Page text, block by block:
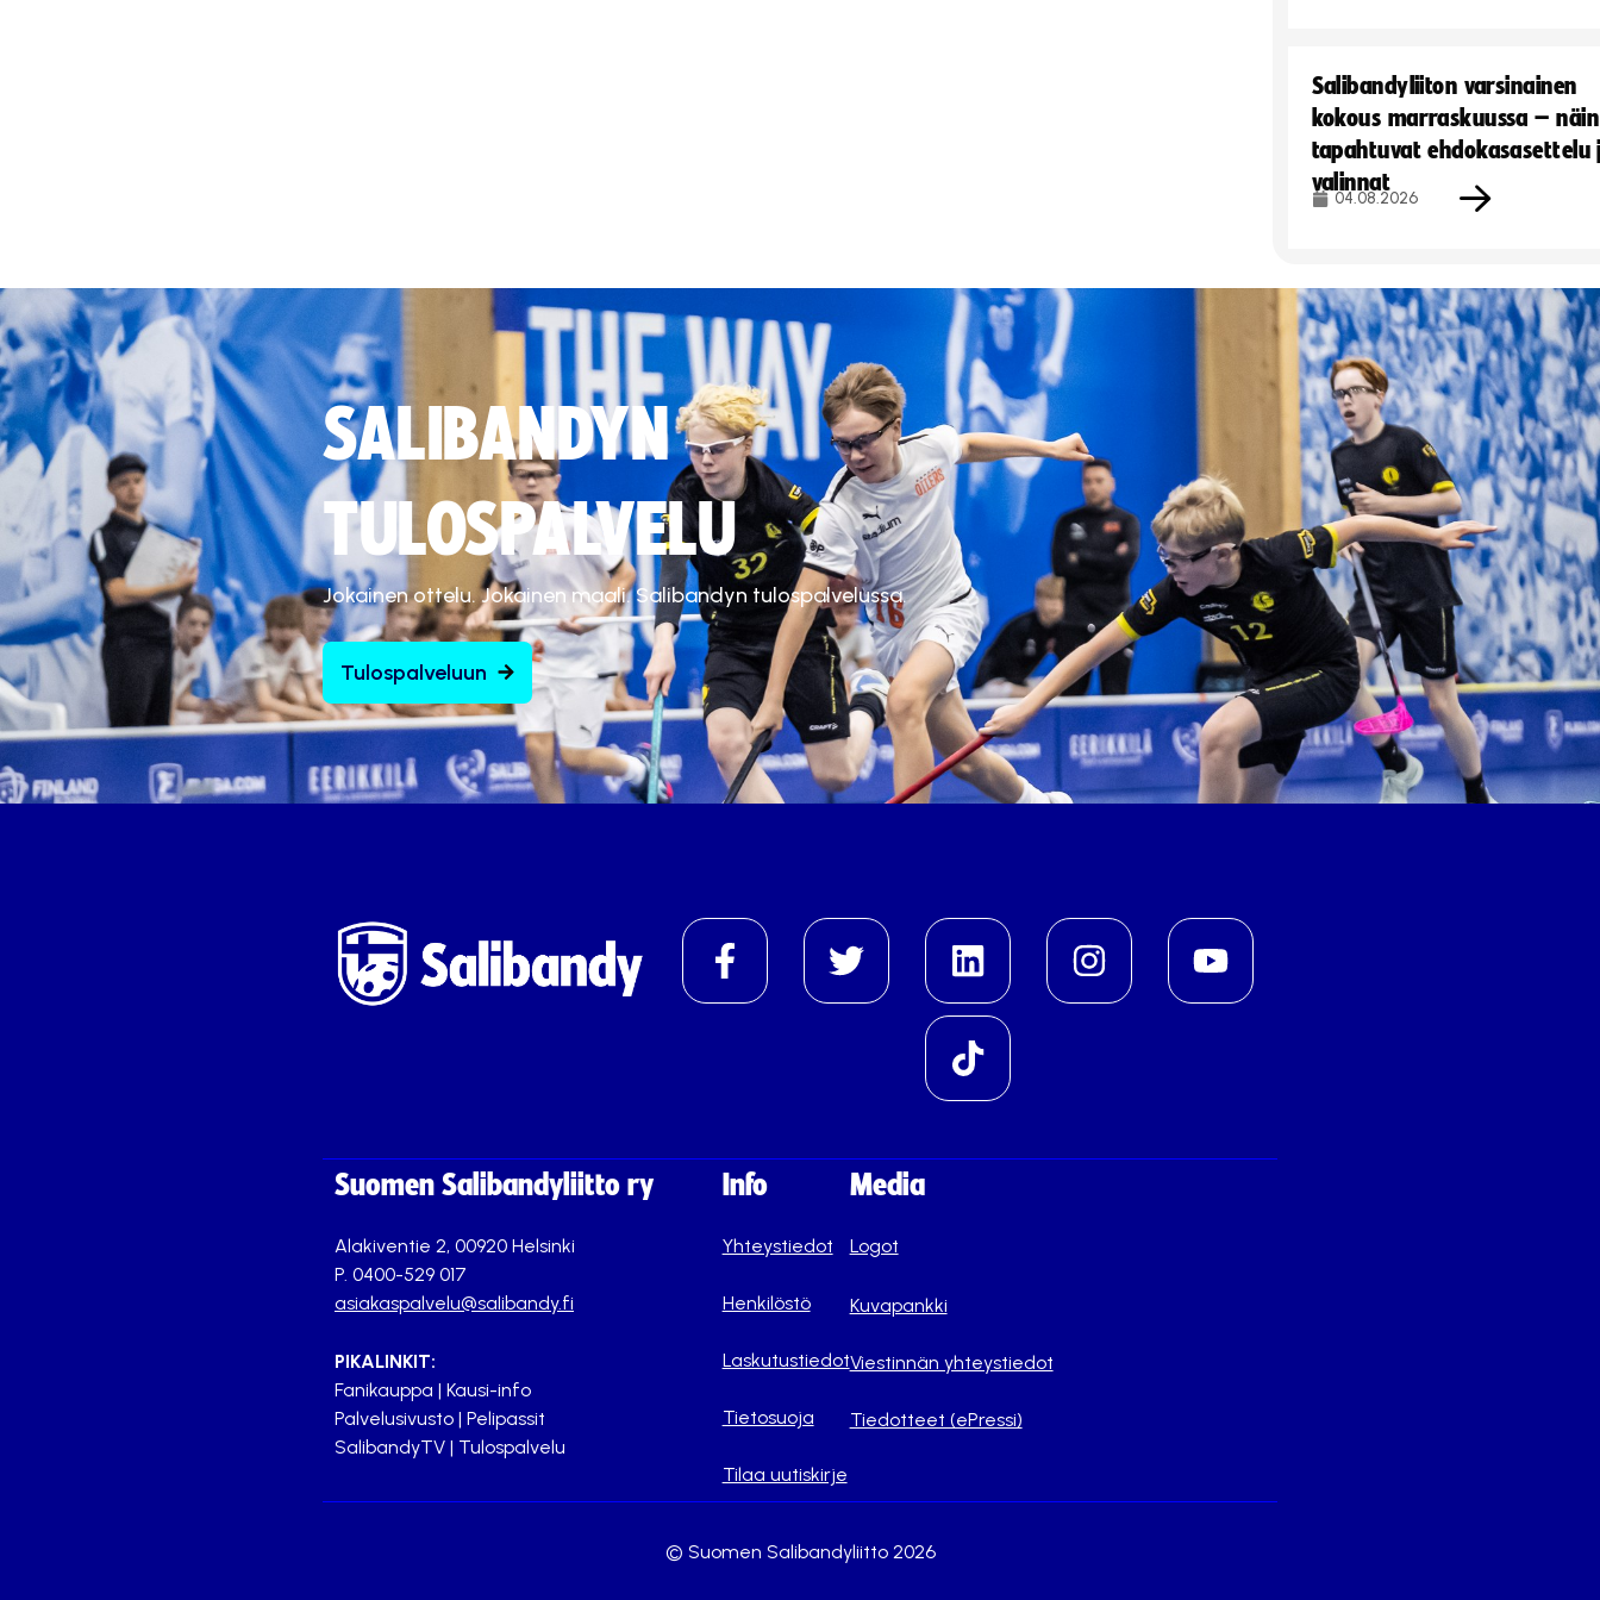
Salibandyliiton varsinainen
kokous marraskuussa – näin
tapahtuvat ehdokasasettelu
valinnat
04.08.2026
SALIBANDYN
TULOSPALVELU
Jokainen ottelu. Jokainen maali. Salibandyn tulospalvelussa.
Tulospalveluun
Suomen Salibandyliitto ry
Alakiventie 2, 00920 Helsinki
P. 0400-529 017
asiakaspalvelu@salibandy.fi
PIKALINKIT:
Fanikauppa | Kausi-info
Palvelusivusto | Pelipassit
SalibandyTV | Tulospalvelu
Info
Yhteystiedot
Henkilöstö
Laskutustiedot
Tietosuoja
Tilaa uutiskirje
Media
Logot
Kuvapankki
Viestinnän yhteystiedot
Tiedotteet (ePressi)
© Suomen Salibandyliitto 2026